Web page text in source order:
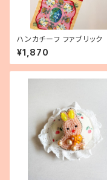
ハンカチーフ ファブリック
¥1,870